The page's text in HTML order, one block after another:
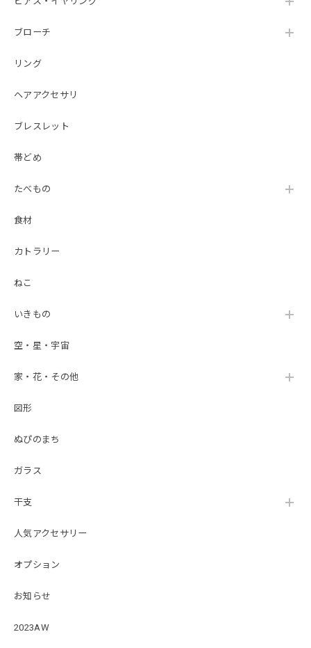
ブローチ
リング
ヘアアクセサリ
ブレスレット
帯どめ
たべもの
食材
カトラリー
ねこ
いきもの
空・星・宇宙
家・花・その他
図形
ぬぴのまち
ガラス
干支
人気アクセサリー
オプション
お知らせ
2023AW